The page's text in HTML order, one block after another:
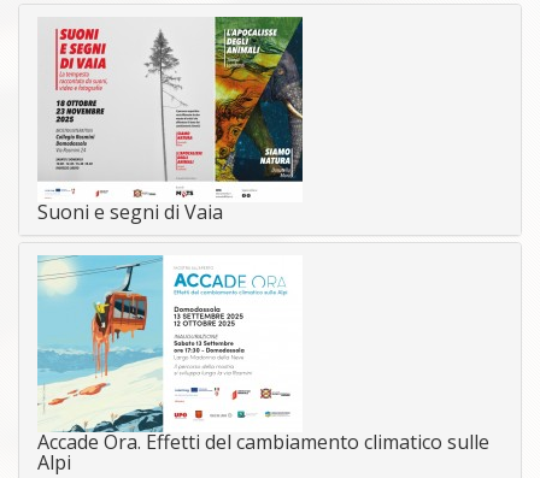
Suoni e segni di Vaia
Accade Ora. Effetti del cambiamento climatico sulle
Alpi